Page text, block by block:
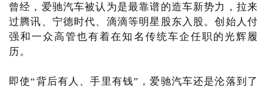
曾经，爱驰汽车被认为是最靠谱的造车新势力，拉来
过腾讯、宁德时代、滴滴等明星股东入股。创始人付
强和一众高管也有着在知名传统车企任职的光辉履
历。
即使“背后有人、手里有钱”，爱驰汽车还是沦落到了